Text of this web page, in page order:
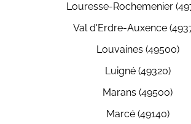
Louresse-Rochemenier
Val d'Erdre-Auxence
Louvaines (49500)
Luigné (49320)
Marans (49500)
Marcé (49140)